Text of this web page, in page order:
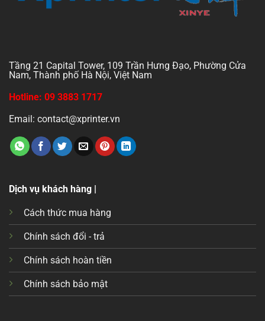
Tầng 21 Capital Tower, 109 Trần Hưng Đạo, Phường Cửa
Nam, Thành phố Hà Nội, Việt Nam
Hotline: 09 3883 1717
Email: contact@xprinter.vn
Dịch vụ khách hàng |
Cách thức mua hàng
Chính sách đổi - trả
Chính sách hoàn tiền
Chính sách bảo mật